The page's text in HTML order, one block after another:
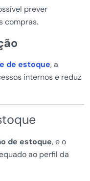
prever
compras.
de estoque, a
internos e reduz
de estoque, e o
ao perfil da